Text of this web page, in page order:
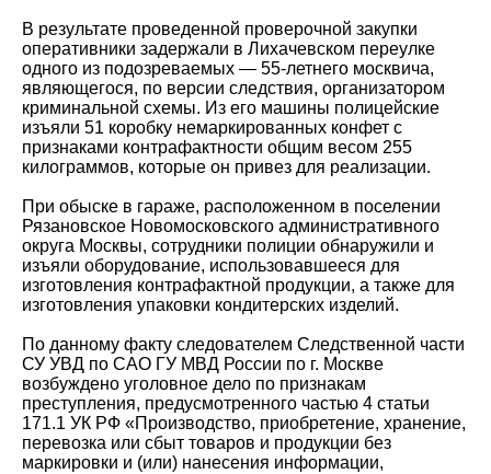
В результате проведенной проверочной закупки
оперативники задержали в Лихачевском переулке
одного из подозреваемых — 55-летнего москвича,
являющегося, по версии следствия, организатором
криминальной схемы. Из его машины полицейские
изъяли 51 коробку немаркированных конфет с
признаками контрафактности общим весом 255
килограммов, которые он привез для реализации.
При обыске в гараже, расположенном в поселении
Рязановское Новомосковского административного
округа Москвы, сотрудники полиции обнаружили и
изъяли оборудование, использовавшееся для
изготовления контрафактной продукции, а также для
изготовления упаковки кондитерских изделий.
По данному факту следователем Следственной части
СУ УВД по САО ГУ МВД России по г. Москве
возбуждено уголовное дело по признакам
преступления, предусмотренного частью 4 статьи
171.1 УК РФ «Производство, приобретение, хранение,
перевозка или сбыт товаров и продукции без
маркировки и (или) нанесения информации,